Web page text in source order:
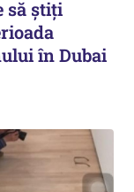
să ştiţi
în Dubai